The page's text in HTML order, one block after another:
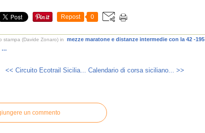
Repost 0
stampa (Davide Zonaro) in
mezze maratone e distanze intermedie con la 42 -195
…
<< Circuito Ecotrail Sicilia... Calendario di corsa siciliano... >>
un commento